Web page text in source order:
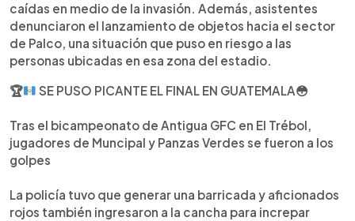
caídas en medio de la invasión. Además, asistentes
denunciaron el lanzamiento de objetos hacia el sector
de Palco, una situación que puso en riesgo a las
personas ubicadas en esa zona del estadio.
🏆
SE PUSO PICANTE EL FINAL EN GUATEMALA😳
Tras el bicampeonato de Antigua GFC en El Trébol,
jugadores de Muncipal y Panzas Verdes se fueron a los
golpes
La policía tuvo que generar una barricada y aficionados
rojos también ingresaron a la cancha para increpar